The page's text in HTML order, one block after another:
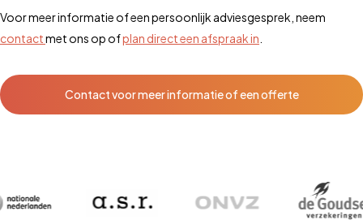
Voor meer informatie of een persoonlijk adviesgesprek, neem
contactmet ons op ofplan direct een afspraak in
Contact voor meer informatie of een offerte